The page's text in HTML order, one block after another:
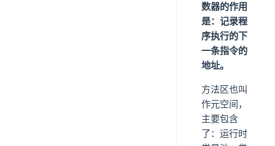
数器的作用
是：记录程
序执行的下
一条指令的
地址。
方法区也叫
作元空间，
主要包含
了：运行时